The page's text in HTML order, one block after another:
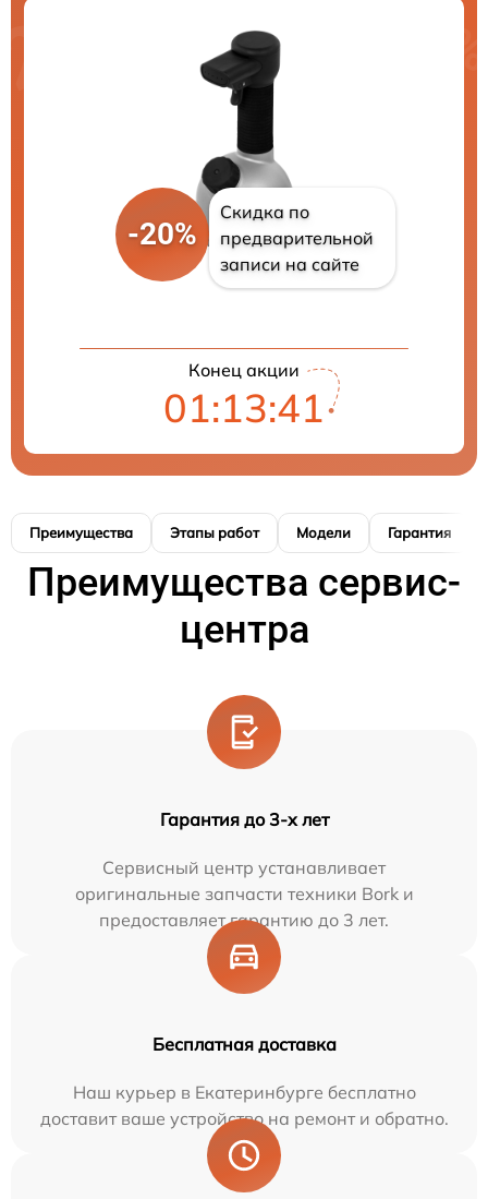
-20%
Скидка по
предварительной
записи на сайте
Конец акции
01:13:40
Преимущества Этапы работ Модели Гарантия
Преимущества сервис-
центра
Гарантия до 3-х лет
Сервисный центр устанавливает
оригинальные запчасти техники Bork и
предоставляет гарантию до 3 лет.
Бесплатная доставка
Наш курьер в Екатеринбурге бесплатно
доставит ваше устройство на ремонт и обратно.